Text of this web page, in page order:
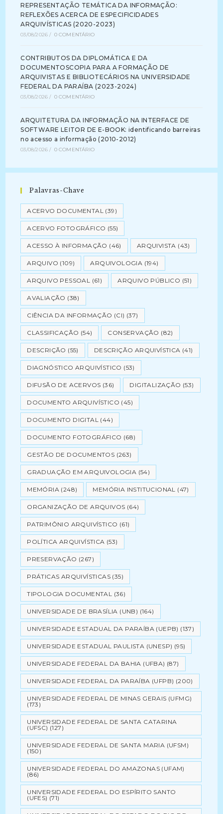
REPRESENTAÇÃO TEMÁTICA DA INFORMAÇÃO:
REFLEXÕES ACERCA DE ESPECIFICIDADES
ARQUIVÍSTICAS (2020-2023)
03/08/2026 / 0 COMENTÁRIO
CONTRIBUTOS DA DIPLOMÁTICA E DA
DOCUMENTOSCOPIA PARA A FORMAÇÃO DE
ARQUIVISTAS E BIBLIOTECÁRIOS NA UNIVERSIDADE
FEDERAL DA PARAÍBA (2023-2024)
03/08/2026 / 0 COMENTÁRIO
ARQUITETURA DA INFORMAÇÃO NA INTERFACE DE
SOFTWARE LEITOR DE E-BOOK: identificando barreiras
no acesso a informação (2010-2012)
03/08/2026 / 0 COMENTÁRIO
Palavras-Chave
ACERVO DOCUMENTAL (39)
ACERVO FOTOGRÁFICO (55)
ACESSO À INFORMAÇÃO (46) ARQUIVISTA (43)
ARQUIVO (109) ARQUIVOLOGIA (194)
ARQUIVO PESSOAL (61) ARQUIVO PÚBLICO (51)
AVALIAÇÃO (38)
CIÊNCIA DA INFORMAÇÃO (CI) (37)
CLASSIFICAÇÃO (54) CONSERVAÇÃO (82)
DESCRIÇÃO (55) DESCRIÇÃO ARQUIVÍSTICA (41)
DIAGNÓSTICO ARQUIVÍSTICO (53)
DIFUSÃO DE ACERVOS (36) DIGITALIZAÇÃO (53)
DOCUMENTO ARQUIVÍSTICO (45)
DOCUMENTO DIGITAL (44)
DOCUMENTO FOTOGRÁFICO (68)
GESTÃO DE DOCUMENTOS (263)
GRADUAÇÃO EM ARQUIVOLOGIA (54)
MEMÓRIA (248) MEMÓRIA INSTITUCIONAL (47)
ORGANIZAÇÃO DE ARQUIVOS (64)
PATRIMÔNIO ARQUIVÍSTICO (61)
POLÍTICA ARQUIVÍSTICA (53)
PRESERVAÇÃO (267)
PRÁTICAS ARQUIVÍSTICAS (35)
TIPOLOGIA DOCUMENTAL (36)
UNIVERSIDADE DE BRASÍLIA (UNB) (164)
UNIVERSIDADE ESTADUAL DA PARAÍBA (UEPB) (137)
UNIVERSIDADE ESTADUAL PAULISTA (UNESP) (95)
UNIVERSIDADE FEDERAL DA BAHIA (UFBA) (87)
UNIVERSIDADE FEDERAL DA PARAÍBA (UFPB) (200)
UNIVERSIDADE FEDERAL DE MINAS GERAIS (UFMG)
(173)
UNIVERSIDADE FEDERAL DE SANTA CATARINA
(UFSC) (127)
UNIVERSIDADE FEDERAL DE SANTA MARIA (UFSM)
(150)
UNIVERSIDADE FEDERAL DO AMAZONAS (UFAM)
(86)
UNIVERSIDADE FEDERAL DO ESPÍRITO SANTO
(UFES) (71)